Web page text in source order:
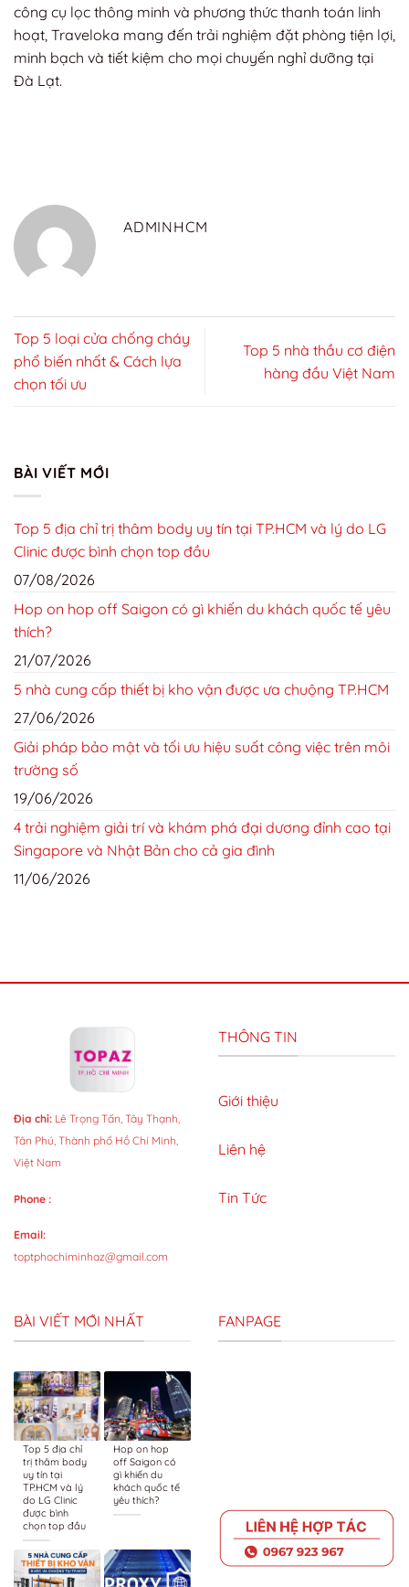
công cụ lọc thông minh và phương thức thanh toán linh
hoạt, Traveloka mang đến trải nghiệm đặt phòng tiện lợi,
minh bạch và tiết kiệm cho mọi chuyến nghỉ dưỡng tại
Đà Lạt.
ADMINHCM
Top 5 loại cửa chống cháy
phổ biến nhất & Cách lựa
chọn tối ưu
Top 5 nhà thầu cơ điện
hàng đầu Việt Nam
BÀI VIẾT MỚI
Top 5 địa chỉ trị thâm body uy tín tại TP.HCM và lý do LG
Clinic được bình chọn top đầu
07/08/2026
Hop on hop off Saigon có gì khiến du khách quốc tế yêu
thích?
21/07/2026
5 nhà cung cấp thiết bị kho vận được ưa chuộng TP.HCM
27/06/2026
Giải pháp bảo mật và tối ưu hiệu suất công việc trên môi
trường số
19/06/2026
4 trải nghiệm giải trí và khám phá đại dương đỉnh cao tại
Singapore và Nhật Bản cho cả gia đình
11/06/2026
Địa chỉ: Lê Trọng Tấn, Tây Thạnh,
Tân Phú, Thành phố Hồ Chí Minh,
Việt Nam
Phone :
Email:
toptphochiminhaz@gmail.com
THÔNG TIN
Giới thiệu
Liên hệ
Tin Tức
BÀI VIẾT MỚI NHẤT
Top 5 địa chỉ
trị thâm body
uy tín tại
TP.HCM và lý
do LG Clinic
được bình
chọn top đầu
Hop on hop
off Saigon có
gì khiến du
khách quốc tế
yêu thích?
FANPAGE